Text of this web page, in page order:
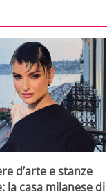
d’arte e stanze
la casa milanese di